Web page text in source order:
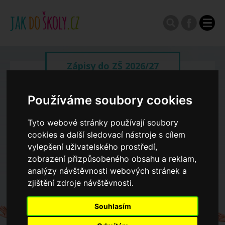
Používáme soubory cookies
Tyto webové stránky používají soubory
cookies a další sledovací nástroje s cílem
vylepšení uživatelského prostředí,
zobrazení přizpůsobeného obsahu a reklam,
analýzy návštěvnosti webových stránek a
zjištění zdroje návštěvnosti.
Souhlasím
Zápisy do ZŠ 2026/27
Výroční zprávy
Spádové oblasti ZŠ
Koncepce školství
Dny otevřených dveří ZŠ